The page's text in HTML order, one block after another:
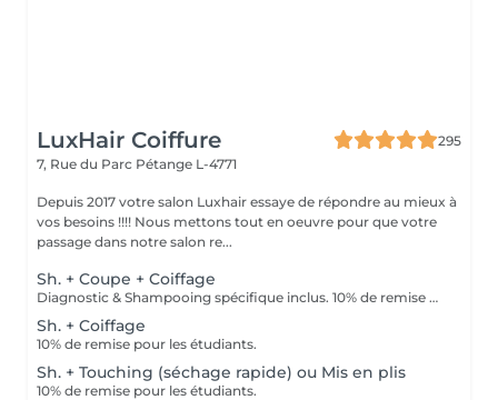
LuxHair Coiffure
295
7, Rue du Parc Pétange L-4771
Depuis 2017 votre salon Luxhair essaye de répondre au mieux à
vos besoins !!!! Nous mettons tout en oeuvre pour que votre
passage dans notre salon re...
Sh. + Coupe + Coiffage
Diagnostic & Shampooing spécifique inclus. 10% de remise pour les étudiants (surr présentation d'un justificatif).
Sh. + Coiffage
10% de remise pour les étudiants.
Sh. + Touching (séchage rapide) ou Mis en plis
10% de remise pour les étudiants.